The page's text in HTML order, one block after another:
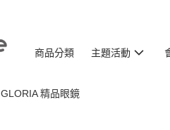
商品分類 主題活動
GLORIA 精品眼鏡